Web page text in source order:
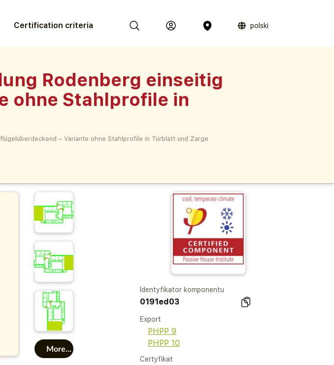
Certification criteria polski
Rodenberg einseitig
ohne Stahlprofile in
– Variante ohne Stahlprofile in Türblatt und Zarge
More...
Identyfikator komponentu
0191ed03
Export
PHPP 9
PHPP 10
Certyfikat